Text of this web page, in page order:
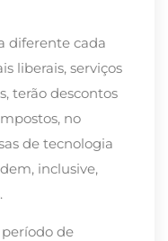
diferente cada
liberais, serviços
terão descontos
no
de tecnologia
inclusive,
de